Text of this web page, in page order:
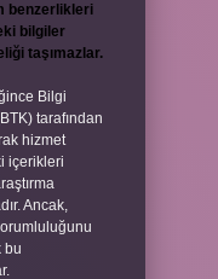
benzerlikleri
bilgiler
taşımazlar.
Bilgi
tarafından
hizmet
içerikleri
Ancak,
bu